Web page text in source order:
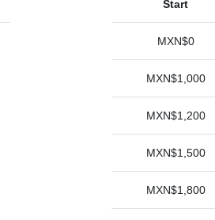
Start
MXN$0
MXN$1,000
MXN$1,200
MXN$1,500
MXN$1,800